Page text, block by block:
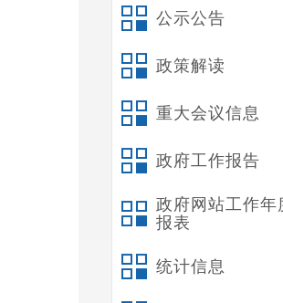
公示公告
政策解读
重大会议信息
政府工作报告
政府网站工作年
报表
统计信息